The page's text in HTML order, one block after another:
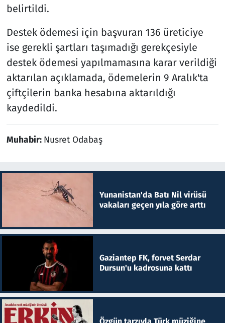
belirtildi.
Destek ödemesi için başvuran 136 üreticiye
ise gerekli şartları taşımadığı gerekçesiyle
destek ödemesi yapılmamasına karar verildiği
aktarılan açıklamada, ödemelerin 9 Aralık'ta
çiftçilerin banka hesabına aktarıldığı
kaydedildi.
Muhabir: Nusret Odabaş
Yunanistan'da Batı Nil virüsü
vakaları geçen yıla göre arttı
Gaziantep FK, forvet Serdar
Dursun'u kadrosuna kattı
Özgün tarzıyla Türk müziğine